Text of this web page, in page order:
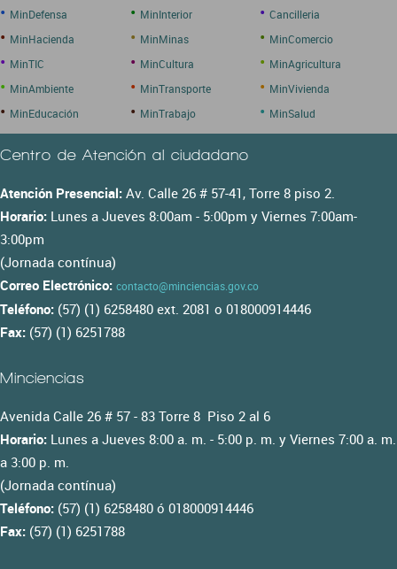
• MinDefensa • MinInterior • Cancilleria
• MinHacienda • MinMinas • MinComercio
• MinTIC • MinCultura • MinAgricultura
• MinAmbiente • MinTransporte • MinVivienda
• MinEducación • MinTrabajo • MinSalud
Centro de Atención al ciudadano
Atención Presencial: Av. Calle 26 # 57-41, Torre 8 piso 2.
Horario: Lunes a Jueves 8:00am - 5:00pm y Viernes 7:00am-
3:00pm
(Jornada contínua)
Correo Electrónico: contacto@minciencias.gov.co
Teléfono: (57) (1) 6258480 ext. 2081 o 018000914446
Fax: (57) (1) 6251788
Minciencias
Avenida Calle 26 # 57 - 83 Torre 8 Piso 2 al 6
Horario: Lunes a Jueves 8:00 a. m. - 5:00 p. m. y Viernes 7:00 a. m.
a 3:00 p. m.
(Jornada contínua)
Teléfono: (57) (1) 6258480 ó 018000914446
Fax: (57) (1) 6251788